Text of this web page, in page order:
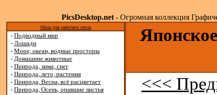
PicsDesktop.net- Огромная коллекция
Обои для рабочего стола
- Подводный мир
- Лошади
- Море, океан, водные просторы
- Домашние животные
- Природа, зима, снег
- Природа, лето, растения
- Природа, Весна, всё расцветает
- Природа, Осень, опавшие листья
<<<